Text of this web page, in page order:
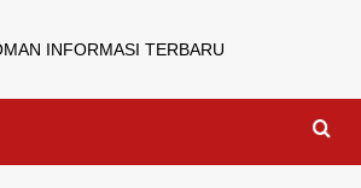
INFORMASI TERBARU